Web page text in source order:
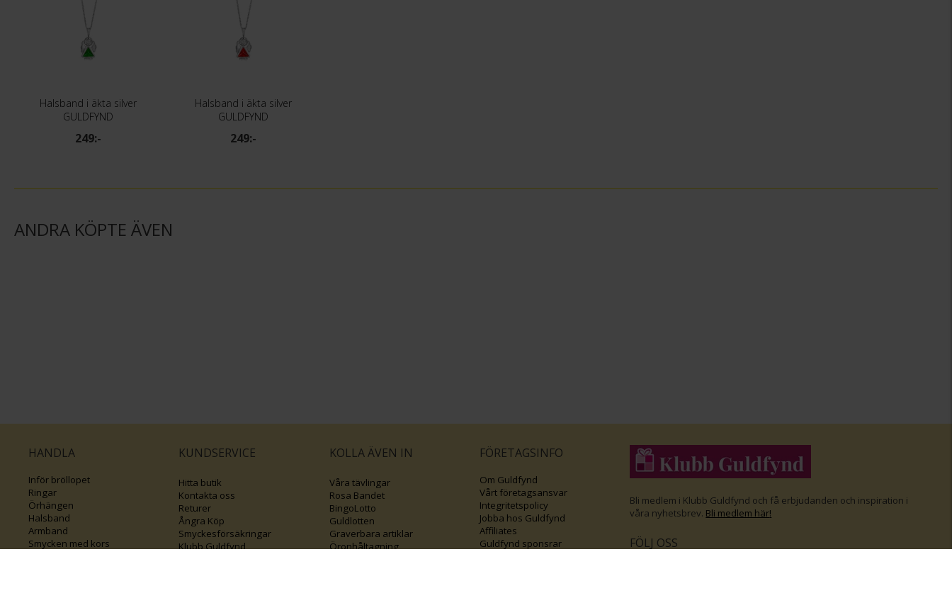
Halsband i äkta silver
GULDFYND
249:-
Halsband i äkta silver
GULDFYND
249:-
ANDRA KÖPTE ÄVEN
HANDLA
Inför bröllopet
Ringar
Örhängen
Halsband
Armband
Smycken med kors
KUNDSERVICE
Hitta butik
Kontakta oss
Returer
Ångra Köp
Smyckesförsäkringar
Klubb Guldfynd
KOLLA ÄVEN IN
Våra tävlingar
Rosa Bandet
BingoLotto
Guldlotten
Graverbara artiklar
Öronhåltagning
FÖRETAGSINFO
Om Guldfynd
Vårt företagsansvar
Integritetspolicy
Jobba hos Guldfynd
Affiliates
Guldfynd sponsrar
Bli medlem i Klubb Guldfynd och få erbjudanden och inspiration i
våra nyhetsbrev. Bli medlem här!
FÖLJ OSS